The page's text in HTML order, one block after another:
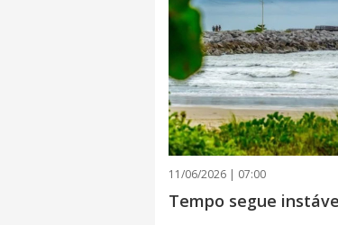
11/06/2026 | 07:00
Tempo segue